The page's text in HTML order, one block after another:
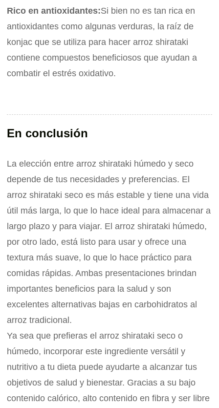
Rico en antioxidantes:Si bien no es tan rica en
antioxidantes como algunas verduras, la raíz de
konjac que se utiliza para hacer arroz shirataki
contiene compuestos beneficiosos que ayudan a
combatir el estrés oxidativo.
En conclusión
La elección entre arroz shirataki húmedo y seco
depende de tus necesidades y preferencias. El
arroz shirataki seco es más estable y tiene una vida
útil más larga, lo que lo hace ideal para almacenar a
largo plazo y para viajar. El arroz shirataki húmedo,
por otro lado, está listo para usar y ofrece una
textura más suave, lo que lo hace práctico para
comidas rápidas. Ambas presentaciones brindan
importantes beneficios para la salud y son
excelentes alternativas bajas en carbohidratos al
arroz tradicional.
Ya sea que prefieras el arroz shirataki seco o
húmedo, incorporar este ingrediente versátil y
nutritivo a tu dieta puede ayudarte a alcanzar tus
objetivos de salud y bienestar. Gracias a su bajo
contenido calórico, alto contenido en fibra y ser libre